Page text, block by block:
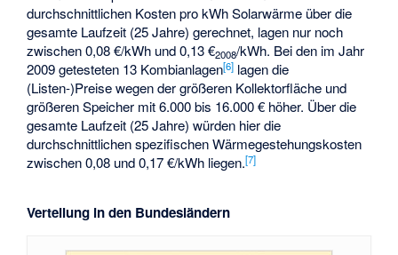
durchschnittlichen Kosten pro kWh Solarwärme über die
gesamte Laufzeit (25 Jahre) gerechnet, lagen nur noch
zwischen 0,08 €/kWh und 0,13 €2008/kWh. Bei den im Jahr
2009 getesteten 13 Kombianlagen[6] lagen die
(Listen-)Preise wegen der größeren Kollektorfläche und
größeren Speicher mit 6.000 bis 16.000 € höher. Über die
gesamte Laufzeit (25 Jahre) würden hier die
durchschnittlichen spezifischen Wärmegestehungskosten
zwischen 0,08 und 0,17 €/kWh liegen.[7]
Verteilung in den Bundesländern